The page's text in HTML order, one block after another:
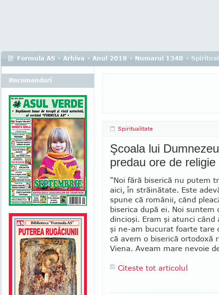
Formula AS › Arhiva › Anul 2018 › Numarul 1340 ›
Spiritualitate
Şcoala lui
predau ore de
"Noi fără biserică nu putem
aici, în străinătate. Este
spune că românii, când
biserica după ei. Noi
din­cioşi. Eram şi atunci când
şi ne-am bucurat foarte tare
că avem o bise­rică ortodoxă
Viena. Aveam mare nevoie
Citeste tot articolul
Recomandari